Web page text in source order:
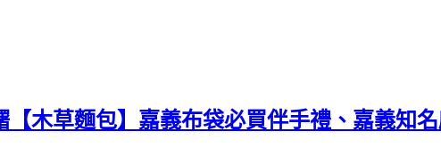
木草麵包】嘉義布袋必買伴手禮、嘉義知